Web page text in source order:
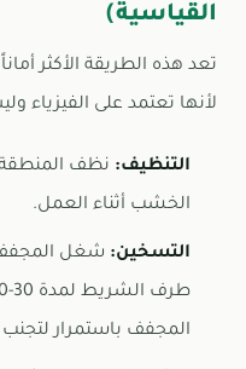
القياسية)
تعد هذه الطريقة الأكثر
لأنها تعتمد على الفيزياء
التنظيف: نظف المنطقة
الخشب أثناء العمل.
التسخين: شغل
المجفف باستمرار